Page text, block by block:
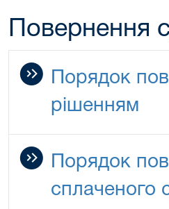
Повернення
Порядок
рішенням
Порядок
сплаченого